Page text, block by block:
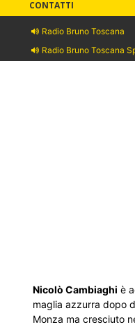
CONTATTI
Radio Bruno Toscana
Radio Bruno Toscana
Nicolò Cambiaghi è
maglia azzurra dopo
Monza ma cresciuto